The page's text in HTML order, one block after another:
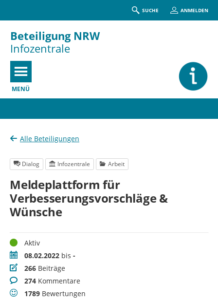
SUCHE ANMELDEN
Beteiligung NRW
Infozentrale
MENÜ
Alle Beteiligungen
Dialog Infozentrale Arbeit
Meldeplattform für
Verbesserungsvorschläge &
Wünsche
StatusAktiv
Zeitraum08.02.2022 bis -
Beiträge
266 Beiträge
Kommentare
274 Kommentare
Bewertungen
1789 Bewertungen